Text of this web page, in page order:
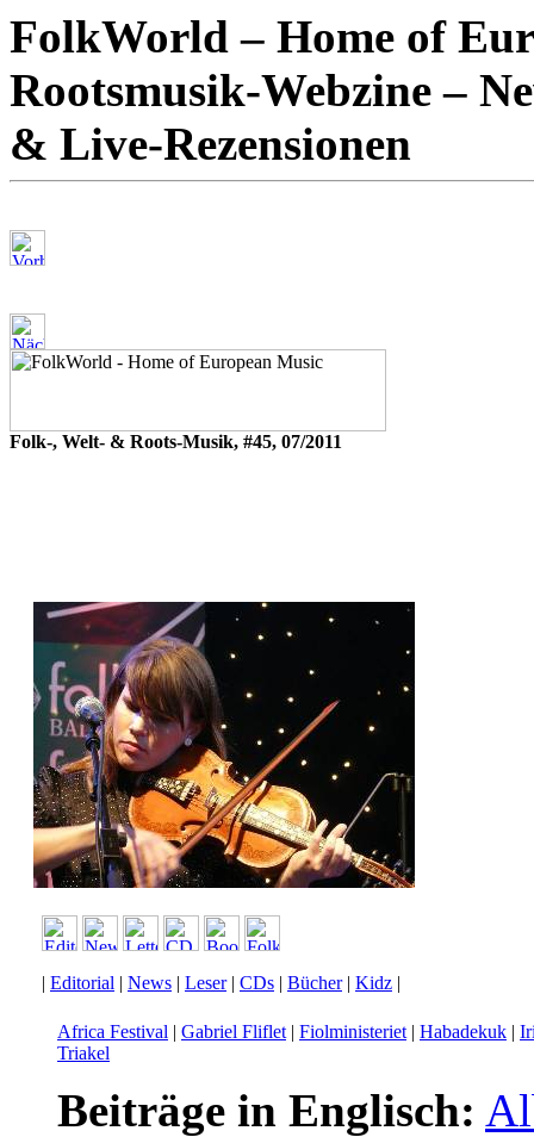
FolkWorld – Home of
Rootsmusik-Webzine –
& Live-Rezensionen
Folk-, Welt- & Roots-Musik, #45, 07/2011
| Editorial | News | Leser| CDs | Bücher| Kidz |
Africa Festival | Gabriel Fliflet | Fiolministeriet | Habadekuk |
Triakel
Beiträge in Englisch: